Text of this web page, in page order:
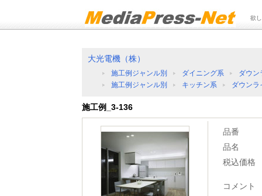
欲
大光電機（株）
施工例ジャンル別 ダイニング系
ダウン
施工例ジャンル別
キッチン系 ダウンラ
施工例_3-136
品番
品名
税込価格
コメント